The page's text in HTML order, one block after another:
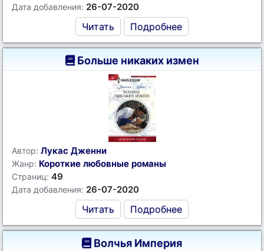
Дата добавления: 26-07-2020
Читать Подробнее
Больше никаких измен
Автор: Лукас Дженни
Жанр: Короткие любовные романы
Страниц: 49
Дата добавления: 26-07-2020
Читать Подробнее
Волчья Империя